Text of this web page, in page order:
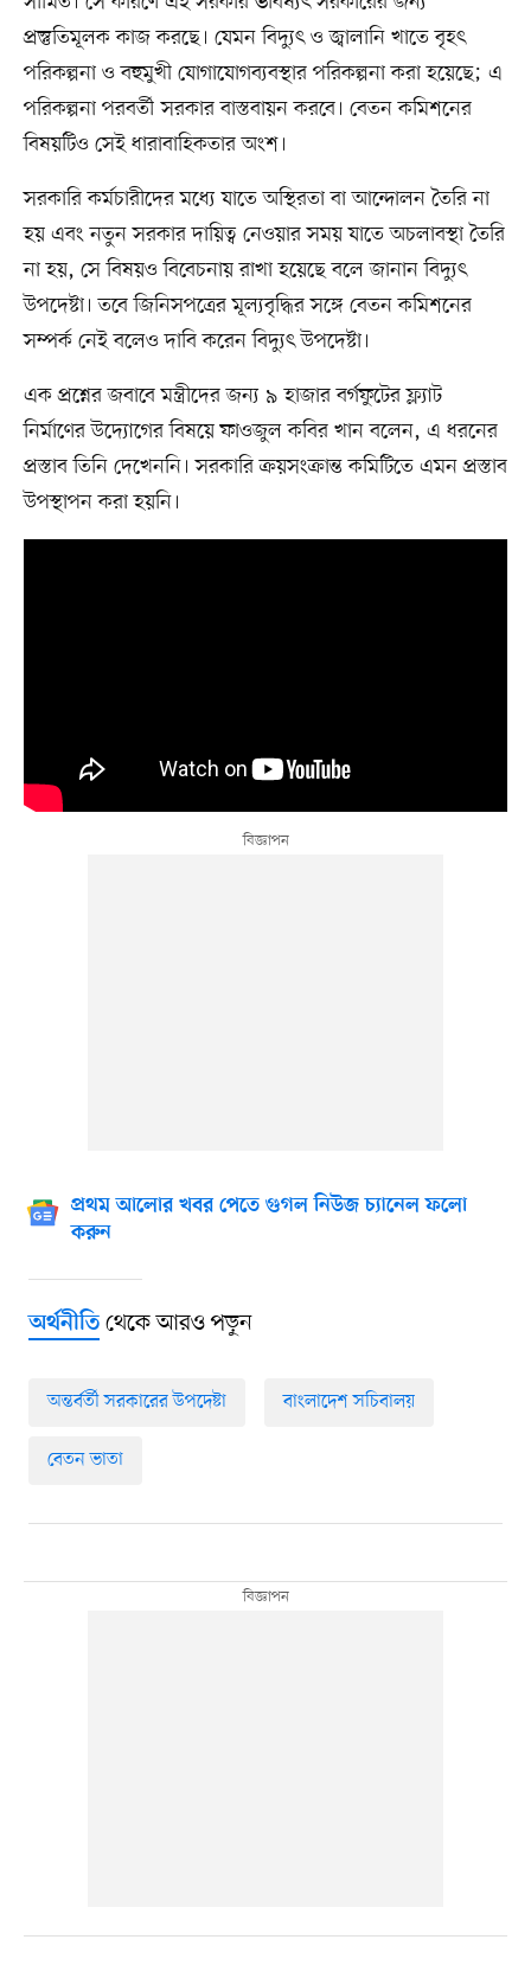
প্রস্তুতিমূলক কাজ করছে। যেমন বিদ্যুৎ ও জ্বালানি খাতে বৃহৎ
পরিকল্পনা ও বহুমুখী যোগাযোগব্যবস্থার পরিকল্পনা করা হয়েছে; এ
পরিকল্পনা পরবর্তী সরকার বাস্তবায়ন করবে। বেতন কমিশনের
বিষয়টিও সেই ধারাবাহিকতার অংশ।
সরকারি কর্মচারীদের মধ্যে যাতে অস্থিরতা বা আন্দোলন তৈরি না
হয় এবং নতুন সরকার দায়িত্ব নেওয়ার সময় যাতে অচলাবস্থা তৈরি
না হয়, সে বিষয়ও বিবেচনায় রাখা হয়েছে বলে জানান বিদ্যুৎ
উপদেষ্টা। তবে জিনিসপত্রের মূল্যবৃদ্ধির সঙ্গে বেতন কমিশনের
সম্পর্ক নেই বলেও দাবি করেন বিদ্যুৎ উপদেষ্টা।
এক প্রশ্নের জবাবে মন্ত্রীদের জন্য ৯ হাজার বর্গফুটের ফ্ল্যাট
নির্মাণের উদ্যোগের বিষয়ে ফাওজুল কবির খান বলেন, এ ধরনের
প্রস্তাব তিনি দেখেননি। সরকারি ক্রয়সংক্রান্ত কমিটিতে এমন প্রস্তাব
উপস্থাপন করা হয়নি।
প্রথম আলোর খবর পেতে গুগল নিউজ চ্যানেল ফলো
করুন
অর্থনীতিথেকে আরও পড়ুন
অন্তর্বর্তী সরকারের উপদেষ্টা বাংলাদেশ সচিবালয়
বেতন ভাতা